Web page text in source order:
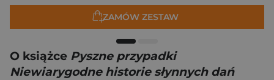
ZAMÓW ZESTAW
O książce Pyszne przypadki
Niewiarygodne historie słynnych dań